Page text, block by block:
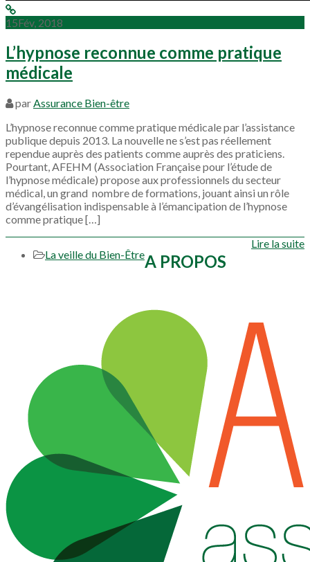
15Fév, 2018
L’hypnose reconnue comme pratique
médicale
parAssurance Bien-être
L’hypnose reconnue comme pratique médicale par l’assistance
publique depuis 2013. La nouvelle ne s’est pas réellement
rependue auprès des patients comme auprès des praticiens.
Pourtant, AFEHM (Association Française pour l’étude de
l’hypnose médicale) propose aux professionnels du secteur
médical, un grand nombre de formations, jouant ainsi un rôle
d’évangélisation indispensable à l’émancipation de l’hypnose
comme pratique […]
La veille du Bien-Être
Lire la suite
A PROPOS